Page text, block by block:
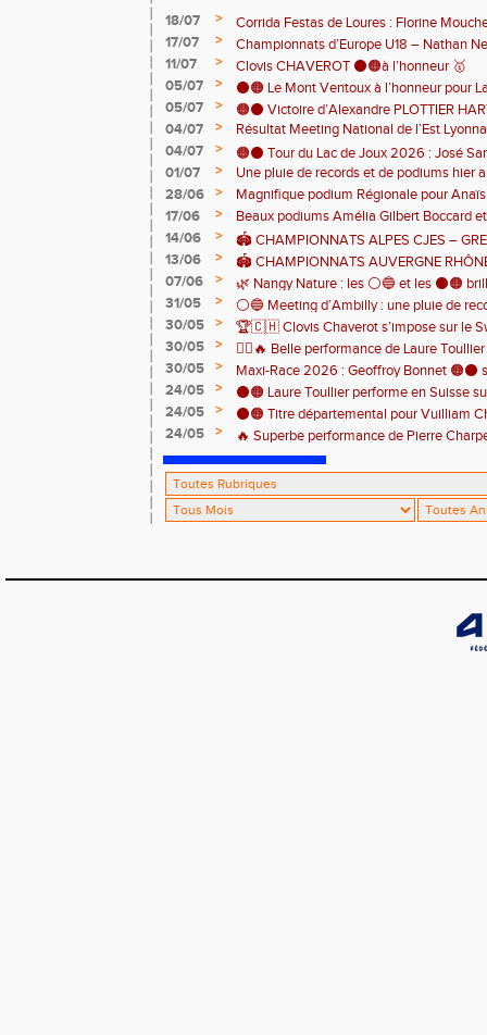
18/07 >
Corrida Festas de Loures : Florine
! 🇵🇹
17/07 >
Championnats d’Europe U18 – Nathan
🇨🇭🏃
11/07 >
Clovis CHAVEROT ⚫️🟠à l’honneur 🥇
05/07
>
⚫️🟠 Le Mont Ventoux à l’honneur pour
05/07
>
🟠⚫️ Victoire d’Alexandre PLOTTIER
– La Garinette ! 🏆👏
04/07 >
Résultat Meeting National de l’Est
04/07
>
🟠⚫️ Tour du Lac de Joux 2026 : José
catégorie ! 🏃‍♂️🏆
01/07 >
Une pluie de records et de podiums hier
clôturer en beauté cette belle saison
28/06 >
Magnifique podium Régionale pour
17/06
>
Beaux podiums Amélia Gilbert Boccard
14/06
>
🏟️ CHAMPIONNATS ALPES CJES –
2026
13/06 >
🏟️ CHAMPIONNATS AUVERGNE
Pontcharra 📅 Samedi 13 juin 2026
07/06 >
🌿 Nangy Nature : les ⚪️🔵 et les ⚫️🟠
31/05
>
⚪️🔵 Meeting d’Ambilly : une pluie de
athlètes de l’EAA ! ⚫️🟠
30/05 >
🏆🇨🇭 Clovis Chaverot s’impose sur le
30/05
>
🏃‍♀️🔥 Belle performance de Laure
! 🔥🏃‍♀️
30/05 >
Maxi-Race 2026 : Geoffroy Bonnet 🟠⚫️
en catégorie M0 sur le Tour du Lac 100
24/05 >
⚫️🟠 Laure Toullier performe en Suisse
24/05
>
⚫️🟠 Titre départemental pour Vuilliam
24/05
>
🔥 Superbe performance de Pierre
Grande montagne